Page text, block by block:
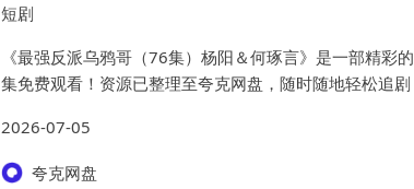
短剧
《最强反派乌鸦哥（76集）杨阳＆何琢言》是一部精彩
集免费观看！资源已整理至夸克网盘，随时随地轻松追剧
2026-07-05
夸克网盘